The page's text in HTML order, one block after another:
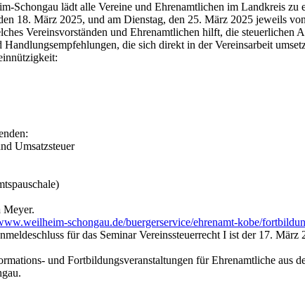
Schongau lädt alle Vereine und Ehrenamtlichen im Landkreis
18. März 2025, und am Dienstag, den 25. März 2025 jeweils
Vereinsvorständen und Ehrenamtlichen hilft, die
die sich direkt in der Vereinsarbeit
Umsatzsteuer
Meyer.
schongau.de/buergerservice/ehrenamt-kobe/
für das Seminar Vereinssteuerrecht I ist der 17.
und Fortbildungsveranstaltungen für Ehrenamtliche aus